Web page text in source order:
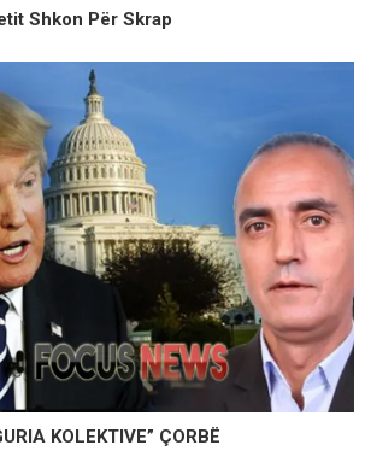
Shkon Për Skrap
KOLEKTIVE” ÇORBË